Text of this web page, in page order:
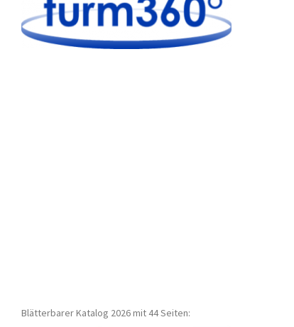
Blätterbarer Katalog 2026 mit 44 Seiten: